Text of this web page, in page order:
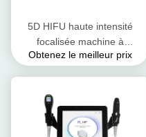
5D HIFU haute intensité
focalisée machine à
ultrasons un coup avec 11
Obtenez le meilleur prix